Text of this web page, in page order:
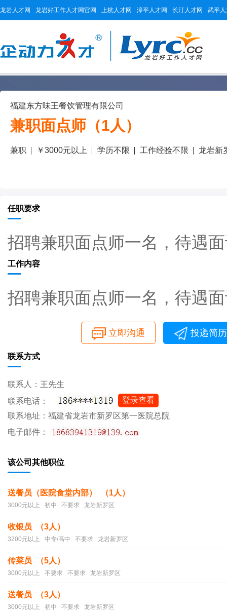
龙岩人才网 龙岩好工作人才网官网 上杭人才网 漳平人才网 长汀人才网 武平
福建东方味王餐饮管理有限公司
兼职面点师（1人）
兼职 ￥3000元以上 学历不限 工作经验不限 龙岩新
任职要求
招聘兼职面点师一名，待遇
工作内容
招聘兼职面点师一名，待遇
立即沟通 投递简历
联系方式
联系人：王先生
联系电话：
登录查看
联系地址：福建省龙岩市新罗区第一医院总院
电子邮件：
该公司其他职位
送餐员（医院食堂内部） （1人）
3000元以上 初中 不要求 龙岩新罗区
收银员 （3人）
3200元以上 中专/高中 不要求 龙岩新罗区
传菜员 （5人）
3000元以上 不要求 不要求 龙岩新罗区
送餐员 （3人）
3000元以上 初中 不要求 龙岩新罗区